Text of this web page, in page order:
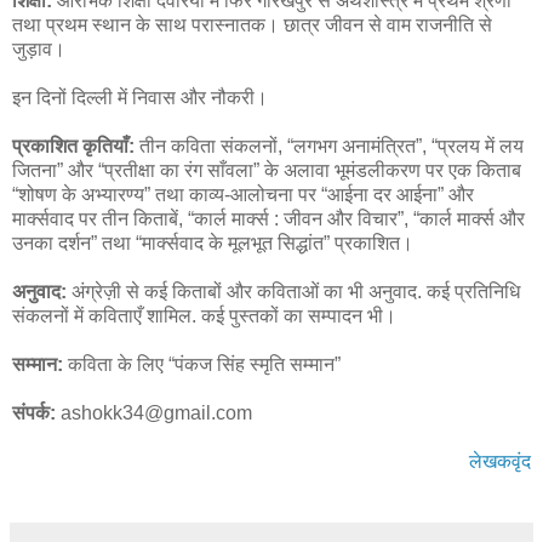
तथा प्रथम स्थान के साथ परास्नातक। छात्र जीवन से वाम राजनीति से
जुड़ाव।
इन दिनों दिल्ली में निवास और नौकरी।
प्रकाशित कृतियाँ: तीन कविता संकलनों, “लगभग अनामंत्रित”, “प्रलय में लय
जितना” और “प्रतीक्षा का रंग साँवला” के अलावा भूमंडलीकरण पर एक किताब
“शोषण के अभ्यारण्य” तथा काव्य-आलोचना पर “आईना दर आईना” और
मार्क्सवाद पर तीन किताबें, “कार्ल मार्क्स : जीवन और विचार”, “कार्ल मार्क्स और
उनका दर्शन” तथा “मार्क्सवाद के मूलभूत सिद्धांत” प्रकाशित।
अनुवाद: अंग्रेज़ी से कई किताबों और कविताओं का भी अनुवाद. कई प्रतिनिधि
संकलनों में कविताएँ शामिल. कई पुस्तकों का सम्पादन भी।
सम्मान: कविता के लिए “पंकज सिंह स्मृति सम्मान”
संपर्क: ashokk34@gmail.com
लेखकवृंद